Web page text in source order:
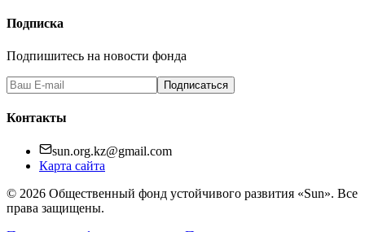
Подписка
Подпишитесь на новости фонда
Подписаться
Контакты
sun.org.kz@gmail.com
Карта сайта
© 2026 Общественный фонд устойчивого развития «Sun». Все
права защищены.